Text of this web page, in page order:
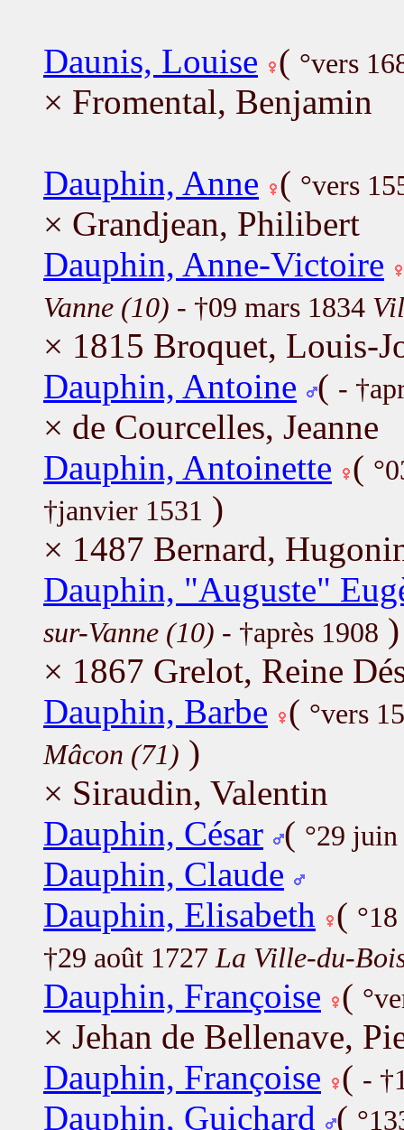
Daunis, Louise ( °vers
× Fromental, Benjamin
Dauphin, Anne ( °vers
× Grandjean, Philibert
Dauphin, Anne-Victoire
Vanne (10) - †09 mars 1834
× 1815 Broquet, Louis-
Dauphin, Antoine ( -
× de Courcelles, Jeanne
Dauphin, Antoinette (
†janvier 1531 )
× 1487 Bernard,
Dauphin, "Auguste"
sur-Vanne (10) - †après 1908 )
× 1867 Grelot, Reine
Dauphin, Barbe ( °vers
Mâcon (71) )
× Siraudin, Valentin
Dauphin, César ( °29
Dauphin, Claude
Dauphin, Elisabeth
(
†29 août 1727 La Ville-du-
Dauphin, Françoise (
× Jehan de Bellenave,
Dauphin, Françoise ( -
Dauphin, Guichard (